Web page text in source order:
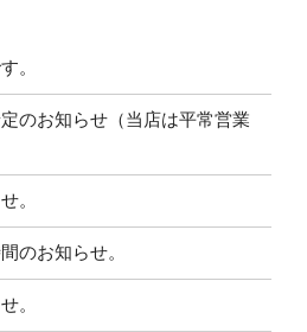
。
のお知らせ（当店は平常営業
。
のお知らせ。
。